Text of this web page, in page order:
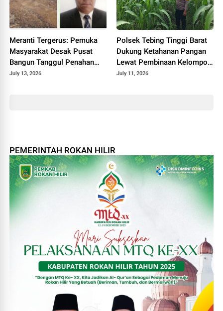
Meranti Tergerus: Pemuka
Masyarakat Desak Pusat
Bangun Tanggul Penahan
Gelombang
July 13, 2026
Polsek Tebing Tinggi Barat
Dukung Ketahanan Pangan
Lewat Pembinaan Kelompok
Tani Tunas Harapan Maju
July 11, 2026
PEMERINTAH ROKAN HILIR